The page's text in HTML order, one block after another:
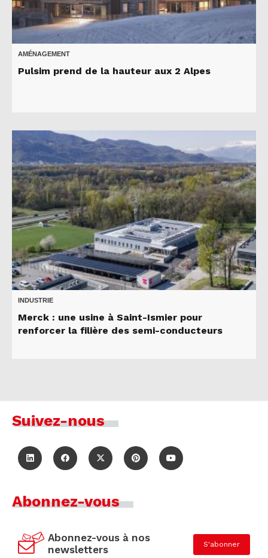
AMÉNAGEMENT
Pulsim prend de la hauteur aux 2 Alpes
INDUSTRIE
Merck : une usine à Saint-Ismier pour
renforcer la filière des semi-conducteurs
Suivez-nous
Abonnez-vous
Abonnez-vous à nos
newsletters
S'abonner